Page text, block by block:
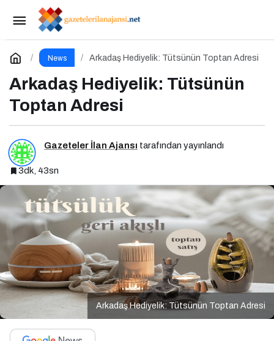
News Arkadaş Hediyelik: Tütsünün Toptan Adresi
Arkadaş Hediyelik: Tütsünün
Toptan Adresi
Gazeteler İlan Ajansı tarafından yayınlandı
3dk, 43sn
Arkadaş Hediyelik: Tütsünün Toptan Adresi
Toptan Ürünlerde Arkadaş Hediyelik Farkı
Yorum Yap